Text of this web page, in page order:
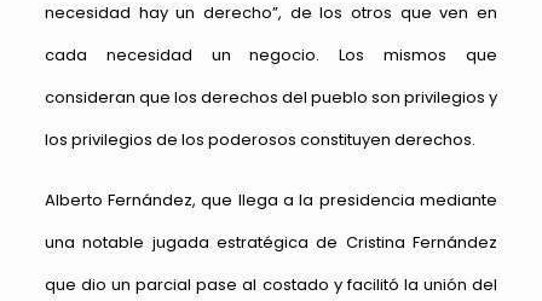
necesidad hay un derecho”, de los otros que ven en
cada necesidad un negocio. Los mismos que
consideran que los derechos del pueblo son privilegios y
los privilegios de los poderosos constituyen derechos.
Alberto Fernández, que llega a la presidencia mediante
una notable jugada estratégica de Cristina Fernández
que dio un parcial pase al costado y facilitó la unión del